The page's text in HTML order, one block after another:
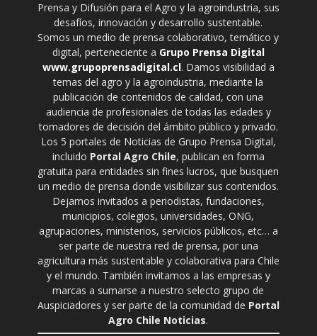
Prensa y Difusión para el Agro y la agroindustria, sus
desafíos, innovación y desarrollo sustentable.
Somos un medio de prensa colaborativo, temático y
digital, perteneciente a Grupo Prensa Digital
www.grupoprensadigital.cl. Damos visibilidad a
temas del agro y la agroindustria, mediante la
publicación de contenidos de calidad, con una
audiencia de profesionales de todas las edades y
tomadores de decisión del ámbito público y privado.
Los 5 portales de Noticias de Grupo Prensa Digital,
incluido Portal Agro Chile, publican en forma
gratuita para entidades sin fines lucros, que busquen
un medio de prensa donde visibilizar sus contenidos.
Dejamos invitados a periodistas, fundaciones,
municipios, colegios, universidades, ONG,
agrupaciones, ministerios, servicios públicos, etc… a
ser parte de nuestra red de prensa, por una
agricultura más sustentable y colaborativa para Chile
y el mundo. También invitamos a las empresas y
marcas a sumarse a nuestro selecto grupo de
Auspiciadores y ser parte de la comunidad de Portal
Agro Chile Noticias.